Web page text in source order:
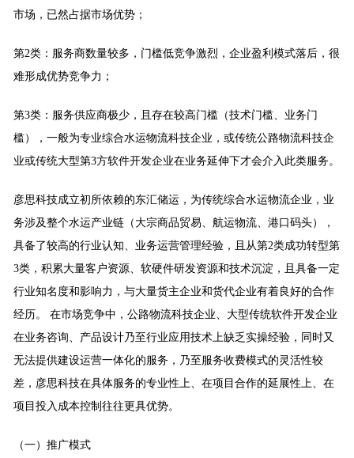
市场，已然占据市场优势；
第2类： 服务商数量较多，门槛低竞争激烈，企业盈利模式落后，很
难形成优势竞争力；
第3类： 服务供应商极少，且存在较高门槛（技术门槛、业务门
槛），一般为专业综合水运物流科技企业，或传统公路物流科技企
业或传统大型第3方软件开发企业在业务延伸下才会介入此类服务。
彦思科技成立初所依赖的东汇储运，为传统综合水运物流企业，业
务涉及整个水运产业链（大宗商品贸易、航运物流、港口码头），
具备了较高的行业认知、业务运营管理经验，且从第2类成功转型第
3类，积累大量客户资源、软硬件研发资源和技术沉淀，
且具备一定
行业知名度和影响力，与大量货主企业和货代企业有着良好的合作
经历。
在市场竞争中，公路物流科技企业、大型传统软件开发企业
在业务咨询、产品设计乃至行业应用技术上缺乏实操经验，同时又
无法提供建设运营一体化的服务，乃至服务收费模式的灵活性较
差，彦思科技在具体服务的专业性上、在项目合作的延展性上、在
项目投入成本控制往往更具优势。
（一） 推广模式